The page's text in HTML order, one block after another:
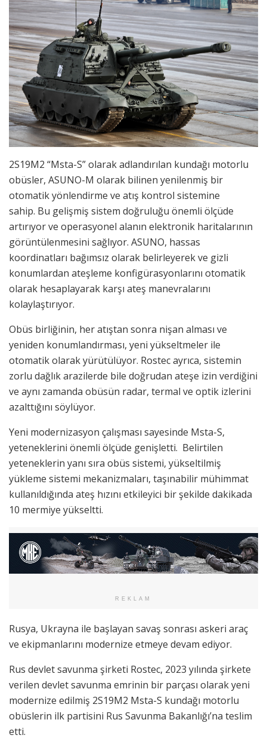
2S19M2 “Msta-S” olarak adlandırılan kundağı motorlu
obüsler, ASUNO-M olarak bilinen yenilenmiş bir
otomatik yönlendirme ve atış kontrol sistemine
sahip. Bu gelişmiş sistem doğruluğu önemli ölçüde
artırıyor ve operasyonel alanın elektronik haritalarının
görüntülenmesini sağlıyor. ASUNO, hassas
koordinatları bağımsız olarak belirleyerek ve gizli
konumlardan ateşleme konfigürasyonlarını otomatik
olarak hesaplayarak karşı ateş manevralarını
kolaylaştırıyor.
Obüs birliğinin, her atıştan sonra nişan alması ve
yeniden konumlandırması, yeni yükseltmeler ile
otomatik olarak yürütülüyor. Rostec ayrıca, sistemin
zorlu dağlık arazilerde bile doğrudan ateşe izin verdiğini
ve aynı zamanda obüsün radar, termal ve optik izlerini
azalttığını söylüyor.
Yeni modernizasyon çalışması sayesinde Msta-S,
yeteneklerini önemli ölçüde genişletti. Belirtilen
yeteneklerin yanı sıra obüs sistemi, yükseltilmiş
yükleme sistemi mekanizmaları, taşınabilir mühimmat
kullanıldığında ateş hızını etkileyici bir şekilde dakikada
10 mermiye yükseltti.
REKLAM
Rusya, Ukrayna ile başlayan savaş sonrası askeri araç
ve ekipmanlarını modernize etmeye devam ediyor.
Rus devlet savunma şirketi Rostec, 2023 yılında şirkete
verilen devlet savunma emrinin bir parçası olarak yeni
modernize edilmiş 2S19M2 Msta-S kundağı motorlu
obüslerin ilk partisini Rus Savunma Bakanlığı’na teslim
etti.